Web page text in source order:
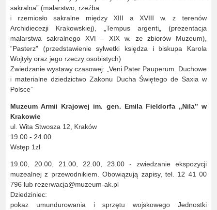
sakralna” (malarstwo, rzeźba
i rzemiosło sakralne między XIII a XVIII w. z terenów
Archidiecezji Krakowskiej), „Tempus argenti„ (prezentacja
malarstwa sakralnego XVI – XIX w. ze zbiorów Muzeum),
”Pasterz” (przedstawienie sylwetki księdza i biskupa Karola
Wojtyły oraz jego rzeczy osobistych)
Zwiedzanie wystawy czasowej: „Veni Pater Pauperum. Duchowe
i materialne dziedzictwo Zakonu Ducha Świętego de Saxia w
Polsce”
Muzeum Armii Krajowej im. gen. Emila Fieldorfa „Nila” w
Krakowie
ul. Wita Stwosza 12, Kraków
19.00 - 24.00
Wstęp 1zł
19.00, 20.00, 21.00, 22.00, 23.00 - zwiedzanie ekspozycji
muzealnej z przewodnikiem. Obowiązują zapisy, tel. 12 41 00
796 lub rezerwacja@muzeum-ak.pl
Dziedziniec:
pokaz umundurowania i sprzętu wojskowego Jednostki